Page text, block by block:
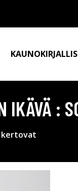
:
kertovat